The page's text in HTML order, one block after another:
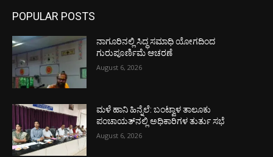
POPULAR POSTS
ನಾಗೂರಿನಲ್ಲಿ ಸಿದ್ಧ ಸಮಾಧಿ ಯೋಗದಿಂದ
ಗುರುಪೂರ್ಣಿಮೆ ಆಚರಣೆ
August 6, 2026
ಮಳೆ ಹಾನಿ ಹಿನ್ನೆಲೆ: ಬಂಟ್ವಾಳ ತಾಲೂಕು
ಪಂಚಾಯತ್‌ನಲ್ಲಿ ಅಧಿಕಾರಿಗಳ ತುರ್ತು ಸಭೆ
August 6, 2026